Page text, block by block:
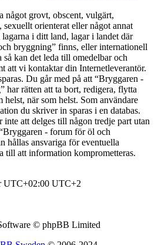
något grovt, obscent, vulgärt,
orienterat eller något annat
i ditt land, lagar i landet där
bryggning” finns, eller internationell
kan det leda till omedelbar och
att vi kontaktar din Internetleverantör.
Du går med på att “Bryggaren -
har rätten att ta bort, redigera, flytta
helst, när som helst. Som användare
du skriver in sparas i en databas.
att delges till någon tredje part utan
- forum för öl och
hållas ansvariga för eventuella
till att information komprometteras.
UTC+02:00 UTC+2
© phpBB Limited